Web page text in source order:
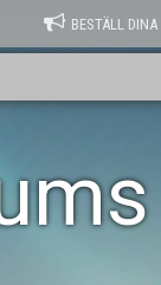
BESTÄLL